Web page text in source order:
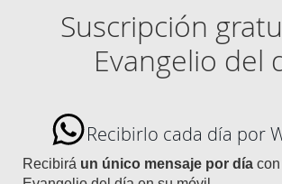
Suscripción
Evangelio del
Recibirlo cada día por
Recibirá un único mensaje por día con